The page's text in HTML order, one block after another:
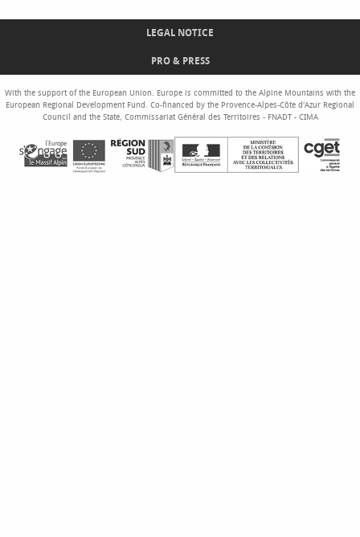
LEGAL NOTICE
PRO & PRESS
With the support of the European Union. Europe is committed to the Alpine Mountains with the
European Regional Development Fund. Co-financed by the Provence-Alpes-Côte d'Azur Regional
Council and the State, Commissariat Général des Territoires - FNADT - CIMA